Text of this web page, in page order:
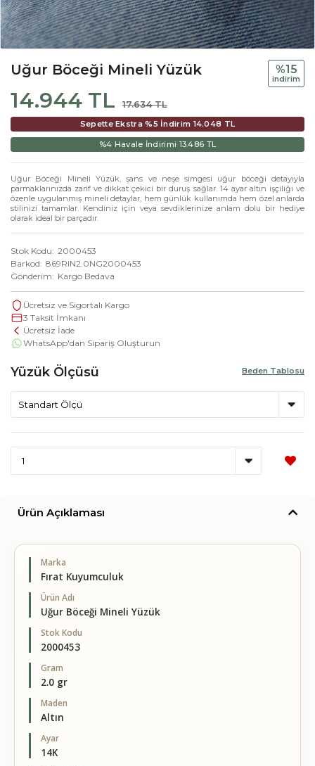
Uğur Böceği Mineli Yüzük
14.944 TL 17.634 TL
%15
i̇ndi̇ri̇m
Sepette Ekstra %5 İndirim 14.048 TL
%4 Havale İndirimi 13.486 TL
Uğur Böceği Mineli Yüzük, şans ve neşe simgesi uğur böceği detayıyla
parmaklarınızda zarif ve dikkat çekici bir duruş sağlar. 14 ayar altın işçiliği ve
özenle uygulanmış mineli detaylar, hem günlük kullanımda hem özel anlarda
stilinizi tamamlar. Kendiniz için veya sevdiklerinize anlam dolu bir hediye
olarak ideal bir parçadır.
Stok Kodu 2000453
Barkod 869RIN2.0NG2000453
Gönderim
Kargo Bedava
Ücretsiz ve Sigortalı Kargo
3 Taksit İmkanı
Ücretsiz İade
WhatsApp'dan Sipariş Oluşturun
Beden Tablosu
Yüzük Ölçüsü
Ürün Açıklaması
Marka
Fırat Kuyumculuk
Ürün Adı
Uğur Böceği Mineli Yüzük
Stok Kodu
2000453
Gram
2.0 gr
Maden
Altın
Ayar
14K